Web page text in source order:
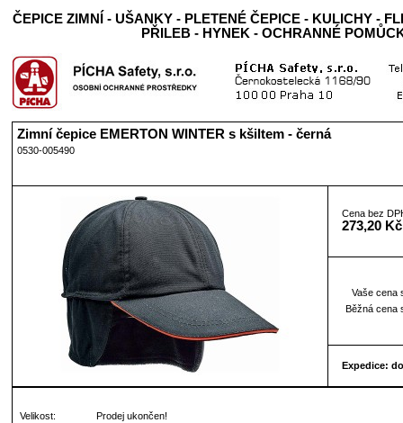
ČEPICE ZIMNÍ - UŠANKY - PLETENÉ ČEPICE - KULICHY -
PŘILEB - HYNEK - OCHRANNÉ
Zimní čepice EMERTON WINTER s kšiltem - černá
0530-005490
Cena bez
273,20 Kč
Vaše cena
Běžná cena
Expedice:
Velikost:
Prodej ukončen!